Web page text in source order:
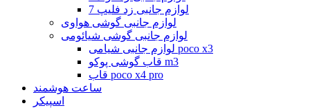
لوازم جانبی زد فلیپ 7
لوازم جانبی گوشی هواوی
لوازم جانبی گوشی شیائومی
لوازم جانبی شیامی poco x3
قاب گوشی پوکو m3
قاب poco x4 pro
ساعت هوشمند
اسپیکر